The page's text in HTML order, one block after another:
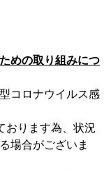
めの取り組みにつ
コロナウイルス感
おります為、状況
場合がございま